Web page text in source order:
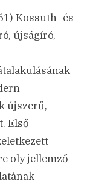
Kossuth- és
újságíró,
újszerű,
Első
oly jellemző